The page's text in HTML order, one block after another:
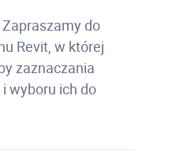
do
Revit, w której
zaznaczania
wyboru ich do